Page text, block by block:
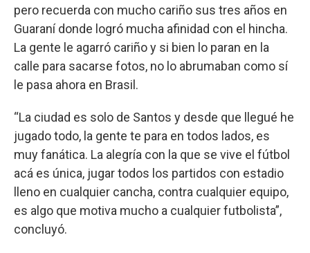
pero recuerda con mucho cariño sus tres años en
Guaraní donde logró mucha afinidad con el hincha.
La gente le agarró cariño y si bien lo paran en la
calle para sacarse fotos, no lo abrumaban como sí
le pasa ahora en Brasil.
“La ciudad es solo de Santos y desde que llegué he
jugado todo, la gente te para en todos lados, es
muy fanática. La alegría con la que se vive el fútbol
acá es única, jugar todos los partidos con estadio
lleno en cualquier cancha, contra cualquier equipo,
es algo que motiva mucho a cualquier futbolista”,
concluyó.